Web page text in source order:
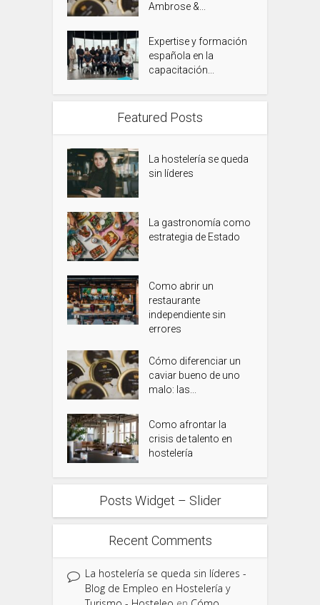
Ambrose &...
Expertise y formación
española en la
capacitación...
Featured Posts
La hostelería se queda
sin líderes
La gastronomía como
estrategia de Estado
Como abrir un
restaurante
independiente sin
errores
Cómo diferenciar un
caviar bueno de uno
malo: las...
Como afrontar la
crisis de talento en
hostelería
Posts Widget – Slider
Recent Comments
La hostelería se queda sin líderes -
Blog de Empleo en Hostelería y